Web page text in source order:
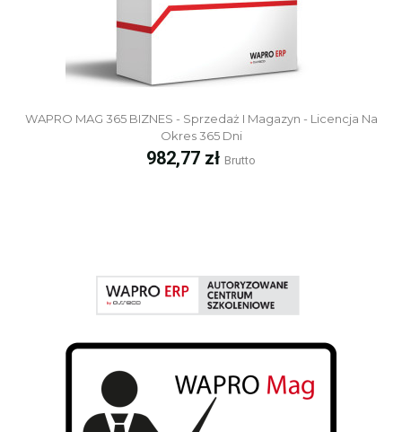
WAPRO MAG 365 BIZNES - Sprzedaż I Magazyn - Licencja Na
Okres 365 Dni
Cena
982,77 zł Brutto